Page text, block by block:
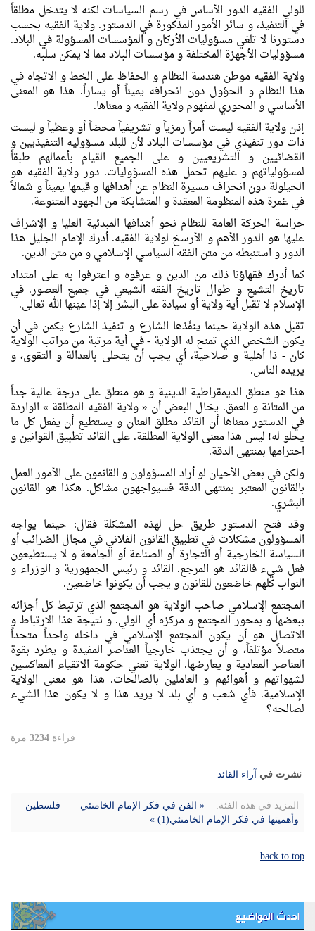
للولي الفقيه الدور الأساس في رسم السياسات لكنه لا يتدخل مطلقاً
في التنفيذ، و سائر الأمور المذكورة في الدستور. ولاية الفقيه بحسب
دستورنا لا تلغي مسؤوليات الأركان و المؤسسات المسؤولة في البلاد.
مسؤوليات الأجهزة المختلفة و مؤسسات البلاد مما لا يمكن سلبه.
ولاية الفقيه موطن هندسة النظام و الحفاظ علی الخط و الاتجاه في
هذا النظام و الحؤول دون انحرافه يميناً أو يساراً. هذا هو المعنی
الأساسي و المحوري لمفهوم ولاية الفقيه و معناها.
إذن ولاية الفقيه ليست أمراً رمزياً و تشريفياً محضاً أو وعظياً و ليست
ذات دور تنفيذي في مؤسسات البلاد لأن للبلد مسؤوليه التنفيذيين و
القضائيين و التشريعيين و علی الجميع القيام بأعمالهم طبقاً
لمسؤولياتهم و عليهم تحمل هذه المسؤوليات. دور ولاية الفقيه هو
الحيلولة دون انحراف مسيرة النظام عن أهدافها و قيمها يميناً و شمالاً
في غمرة هذه المنظومة المعقدة و المتشابكة من الجهود المتنوعة.
حراسة الحركة العامة للنظام نحو أهدافها المبدئية العليا و الإشراف
عليها هو الدور الأهم و الأرسخ لولاية الفقيه. أدرك الإمام الجليل هذا
الدور و استنبطه من متن الفقه السياسي الإسلامي و من متن الدين.
كما أدرك فقهاؤنا ذلك من الدين و عرفوه و اعترفوا به علی امتداد
تاريخ التشيع و طوال تاريخ الفقه الشيعي في جميع العصور. في
الإسلام لا تقبل أية ولاية أو سيادة علی البشر إلا إذا عيّنها الله تعالی.
تقبل هذه الولاية حينما ينفّذها الشارع و تنفيذ الشارع يكمن في أن
يكون الشخص الذي تمنح له الولاية - في أية مرتبة من مراتب الولاية
كان - ذا أهلية و صلاحية، أي يجب أن يتحلی بالعدالة و التقوی، و
يريده الناس.
هذا هو منطق الديمقراطية الدينية و هو منطق علی درجة عالية جداً
من المتانة و العمق. يخال البعض أن « ولاية الفقيه المطلقة » الواردة
في الدستور معناها أن القائد مطلق العنان و يستطيع أن يفعل كل ما
يحلو له! ليس هذا معنی الولاية المطلقة. علی القائد تطبيق القوانين و
احترامها بمنتهی الدقة.
ولكن في بعض الأحيان لو أراد المسؤولون و القائمون علی الأمور العمل
بالقانون المعتبر بمنتهی الدقة فسيواجهون مشاكل. هكذا هو القانون
البشري.
وقد فتح الدستور طريق حل لهذه المشكلة فقال: حينما يواجه
المسؤولون مشكلات في تطبيق القانون الفلاني في مجال الضرائب أو
السياسة الخارجية أو التجارة أو الصناعة أو الجامعة و لا يستطيعون
فعل شيء فالقائد هو المرجع. القائد و رئيس الجمهورية و الوزراء و
النواب كلهم خاضعون للقانون و يجب أن يكونوا خاضعين.
المجتمع الإسلامي صاحب الولاية هو المجتمع الذي ترتبط كل أجزائه
ببعضها و بمحور المجتمع و مركزه أي الولي. و نتيجة هذا الارتباط و
الاتصال هو أن يكون المجتمع الإسلامي في داخله واحداً متحداً
متصلاً مؤتلفاً، و أن يجتذب خارجياً العناصر المفيدة و يطرد بقوة
العناصر المعادية و يعارضها. الولاية تعني حكومة الاتقياء المعاكسين
لشهواتهم و أهوائهم و العاملين بالصالحات. هذا هو معنی الولاية
الإسلامية. فأي شعب و أي بلد لا يريد هذا و لا يكون هذا الشيء
لصالحه؟
قراءة 3234 مرة
نشرت في آراء القائد
المزيد في هذه الفئة: « الفن في فكر الإمام الخامنئي
فلسطين
وأهميتها في فكر الإمام الخامنئي(1) »
back to top
احدث المواضيع